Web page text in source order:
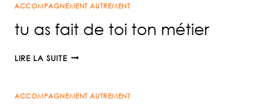
AVOIR
C…
DEUX
ACCOMPAGNEMENT AUTREMENT
tu as fait de toi ton métier
LIRE LA SUITETU
DE
ACCOMPAGNEMENT AUTREMENT